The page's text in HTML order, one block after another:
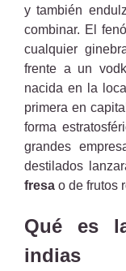
y también
combinar. El
cualquier
frente a un
nacida en la
primera en
forma
grandes
destilados
fresa o de frutos
Qué es
indias